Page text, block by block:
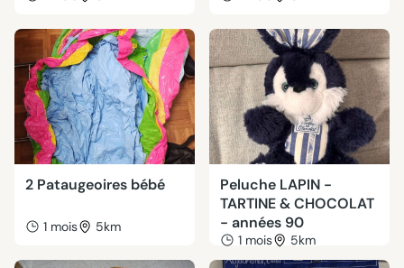
2 Pataugeoires bébé
1 mois 5km
Peluche LAPIN -
TARTINE & CHOCOLAT
- années 90
1 mois 5km